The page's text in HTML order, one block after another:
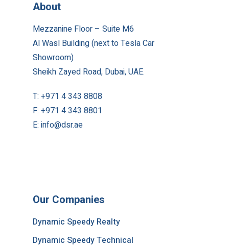
About
Mezzanine Floor – Suite M6
Al Wasl Building (next to Tesla Car
Showroom)
Sheikh Zayed Road, Dubai, UAE.
T: +971 4 343 8808
F: +971 4 343 8801
E: info@dsr.ae
Our Companies
Dynamic Speedy Realty
Dynamic Speedy Technical